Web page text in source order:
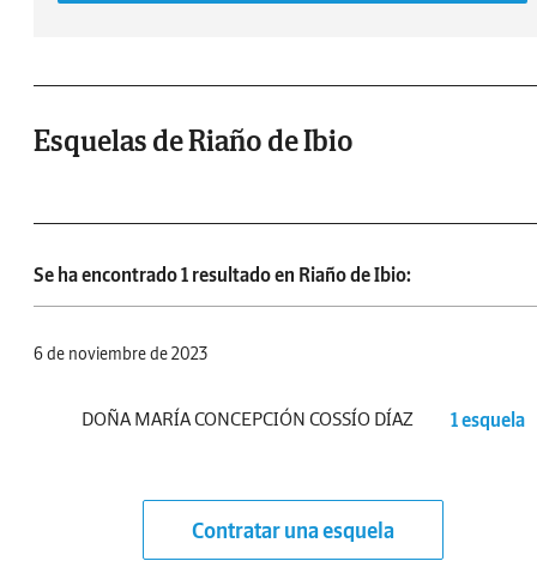
Esquelas de Riaño de Ibio
Se ha encontrado 1 resultado en Riaño de Ibio:
6 de noviembre de 2023
DOÑA MARÍA CONCEPCIÓN COSSÍO DÍAZ 1 esquela
Contratar una esquela